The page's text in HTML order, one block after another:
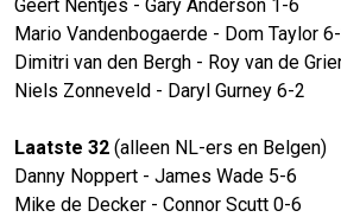
Geert Nentjes - Gary Anderson 1-6
Mario Vandenbogaerde - Dom Taylor
Dimitri van den Bergh - Roy van de
Niels Zonneveld - Daryl Gurney 6-2
Laatste 32 (alleen NL-ers en Belgen)
Danny Noppert - James Wade 5-6
Mike de Decker - Connor Scutt 0-6